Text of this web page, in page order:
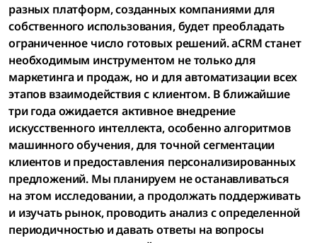
разных платформ, созданных компаниями для
собственного использования, будет преобладать
ограниченное число готовых решений. aCRM станет
необходимым инструментом не только для
маркетинга и продаж, но и для автоматизации всех
этапов взаимодействия с клиентом. В ближайшие
три года ожидается активное внедрение
искусственного интеллекта, особенно алгоритмов
машинного обучения, для точной сегментации
клиентов и предоставления персонализированных
предложений. Мы планируем не останавливаться
на этом исследовании, а продолжать поддерживать
и изучать рынок, проводить анализ с определенной
периодичностью и давать ответы на вопросы